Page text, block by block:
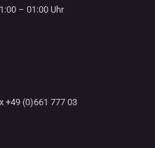
– 01:00 Uhr
+49 (0)661 777 03